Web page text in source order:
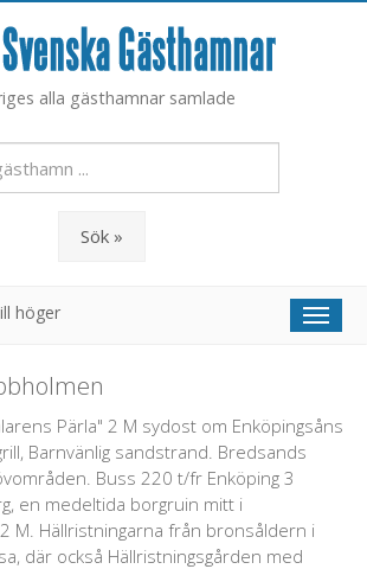
alla gästhamnar samlade
Sök »
höger
Toggle
Pärla" 2 M sydost om Enköpingsåns
Barnvänlig sandstrand. Bredsands
Buss 220 t/fr Enköping 3
en medeltida borgruin mitt i
M. Hällristningarna från bronsåldern i
där också Hällristningsgården med